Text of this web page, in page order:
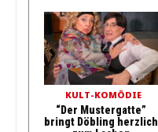
KULT-KOMÖDIE
“Der Mustergatte”
bringt Döbling herzlich